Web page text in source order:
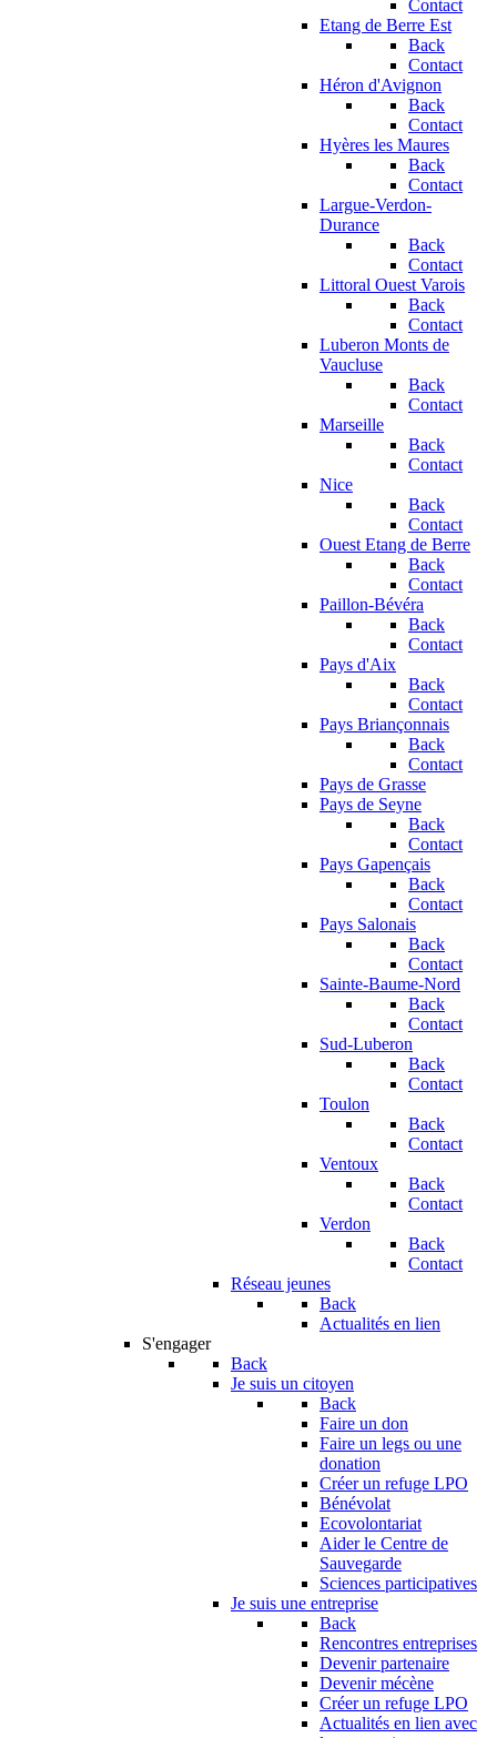
Contact
Etang de Berre Est
Back
Contact
Héron d'Avignon
Back
Contact
Hyères les Maures
Back
Contact
Largue-Verdon-
Durance
Back
Contact
Littoral Ouest Varois
Back
Contact
Luberon Monts de
Vaucluse
Back
Contact
Marseille
Back
Contact
Nice
Back
Contact
Ouest Etang de Berre
Back
Contact
Paillon-Bévéra
Back
Contact
Pays d'Aix
Back
Contact
Pays Briançonnais
Back
Contact
Pays de Grasse
Pays de Seyne
Back
Contact
Pays Gapençais
Back
Contact
Pays Salonais
Back
Contact
Sainte-Baume-Nord
Back
Contact
Sud-Luberon
Back
Contact
Toulon
Back
Contact
Ventoux
Back
Contact
Verdon
Back
Contact
Réseau jeunes
Back
Actualités en lien
S'engager
Back
Je suis un citoyen
Back
Faire un don
Faire un legs ou une
donation
Créer un refuge LPO
Bénévolat
Ecovolontariat
Aider le Centre de
Sauvegarde
Sciences participatives
Je suis une entreprise
Back
Rencontres entreprises
Devenir partenaire
Devenir mécène
Créer un refuge LPO
Actualités en lien avec